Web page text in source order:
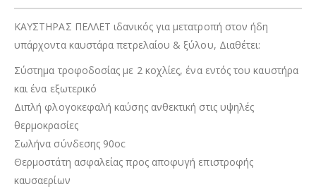
ΚΑΥΣΤΗΡΑΣ ΠΕΛΛΕΤ ιδανικός για μετατροπή στον ήδη
υπάρχοντα καυστάρα πετρελαίου & ξύλου, Διαθέτει:
Σύστημα τροφοδοσίας με 2 κοχλίες, ένα εντός του καυστήρα
και ένα εξωτερικό
Διπλή φλογοκεφαλή καύσης ανθεκτική στις υψηλές
θερμοκρασίες
Σωλήνα σύνδεσης 90oc
Θερμοστάτη ασφαλείας προς αποφυγή επιστροφής
καυσαερίων